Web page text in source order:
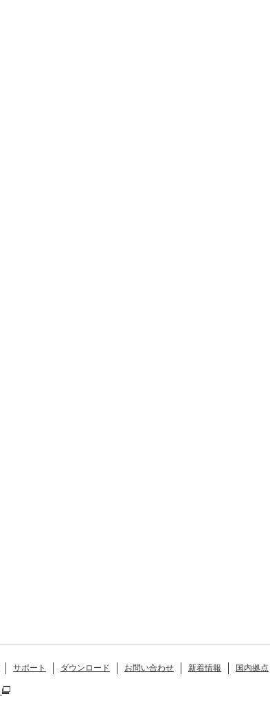
サポート ダウンロード お問い合わせ 新着情報 国内拠点